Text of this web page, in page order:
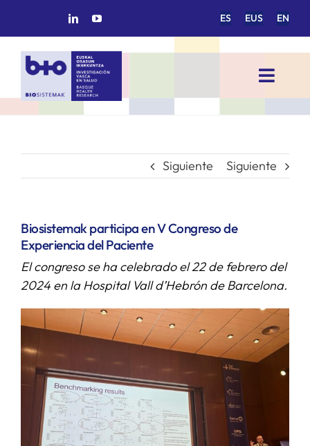
ES EUS EN
Toggle
INICIO
GRUPOS DE INVESTIGACIÓN
APOYO I+D+I
NOTICIAS
Siguiente Siguiente
Biosistemak participa en V Congreso de
Experiencia del Paciente
El congreso se ha celebrado el 22 de febrero del
2024 en la Hospital Vall d’Hebrón de Barcelona.